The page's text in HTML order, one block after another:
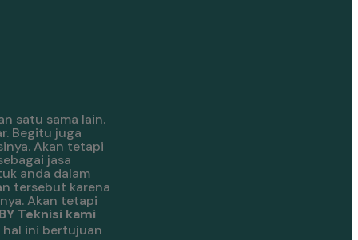
satu sama lain.
Begitu juga
Akan tetapi
jasa
anda dalam
tersebut karena
Akan tetapi
Teknisi kami
hal ini bertujuan